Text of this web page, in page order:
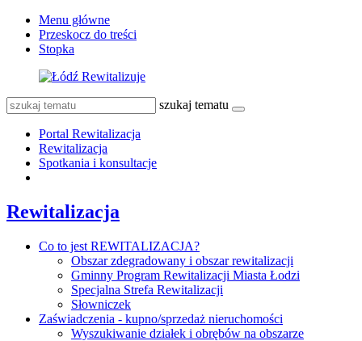
Menu główne
Przeskocz do treści
Stopka
szukaj tematu
Portal Rewitalizacja
Rewitalizacja
Spotkania i konsultacje
Rewitalizacja
Co to jest REWITALIZACJA?
Obszar zdegradowany i obszar rewitalizacji
Gminny Program Rewitalizacji Miasta Łodzi
Specjalna Strefa Rewitalizacji
Słowniczek
Zaświadczenia - kupno/sprzedaż nieruchomości
Wyszukiwanie działek i obrębów na obszarze